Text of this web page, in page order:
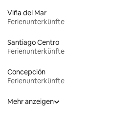
Viña del Mar
Ferienunterkünfte
Santiago Centro
Ferienunterkünfte
Concepción
Ferienunterkünfte
Mehr anzeigen